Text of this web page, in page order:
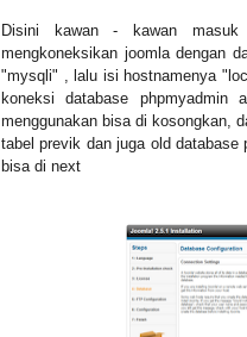
Disini kawan - kawan masuk
mengkoneksikan joomla dengan
"mysqli" , lalu isi hostnamenya
koneksi database
menggunakan bisa di kosongkan,
tabel previk dan juga old
bisa di next